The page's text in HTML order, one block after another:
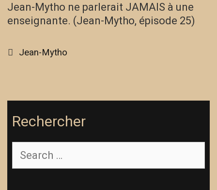
Jean-Mytho ne parlerait JAMAIS à une
enseignante. (Jean-Mytho, épisode 25)
Categories
Jean-Mytho
Rechercher
Search
for: